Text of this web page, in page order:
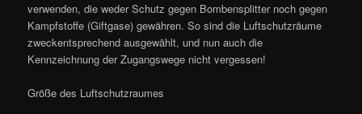
verwenden, die weder Schutz gegen Bombensplitter noch gegen
Kampfstoffe (Giftgase) gewähren. So sind die Luftschutzräume
zweckentsprechend ausgewählt, und nun auch die
Kennzeichnung der Zugangswege nicht vergessen!
Größe des Luftschutzraumes